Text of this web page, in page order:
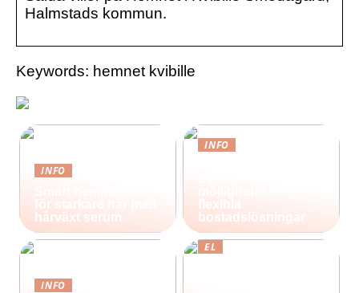
Halmstads kommun.
Keywords: hemnet kvibille
INFO
för starkare hår med
hårväxt serum
INFO
flexibla
bostadslösningar
INFO
EL